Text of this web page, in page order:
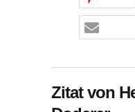
Zitat von